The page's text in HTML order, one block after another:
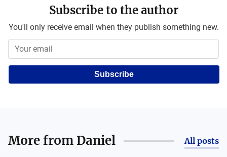
Subscribe to the author
You'll only receive email when they publish something new.
Subscribe
More from Daniel All posts